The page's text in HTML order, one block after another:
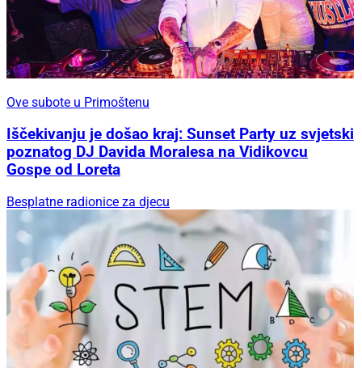
Ove subote u Primoštenu
Iščekivanju je došao kraj: Sunset Party uz svjetski
poznatog DJ Davida Moralesa na Vidikovcu
Gospe od Loreta
Besplatne radionice za djecu